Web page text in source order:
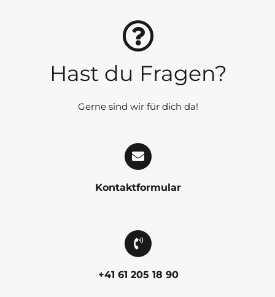
Hast du Fragen?
Gerne sind wir für dich da!
Kontaktformular
+41 61 205 18 90